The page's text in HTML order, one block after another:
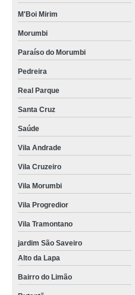
M'Boi Mirim
Morumbi
Paraíso do Morumbi
Pedreira
Real Parque
Santa Cruz
Saúde
Vila Andrade
Vila Cruzeiro
Vila Morumbi
Vila Progredior
Vila Tramontano
jardim São Saveiro
Alto da Lapa
Bairro do Limão